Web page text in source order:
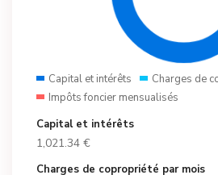
Capital et intérêts
Charges de
Impôts foncier mensualisés
Capital et intérêts
1,021.34 €
Charges de copropriété par mois